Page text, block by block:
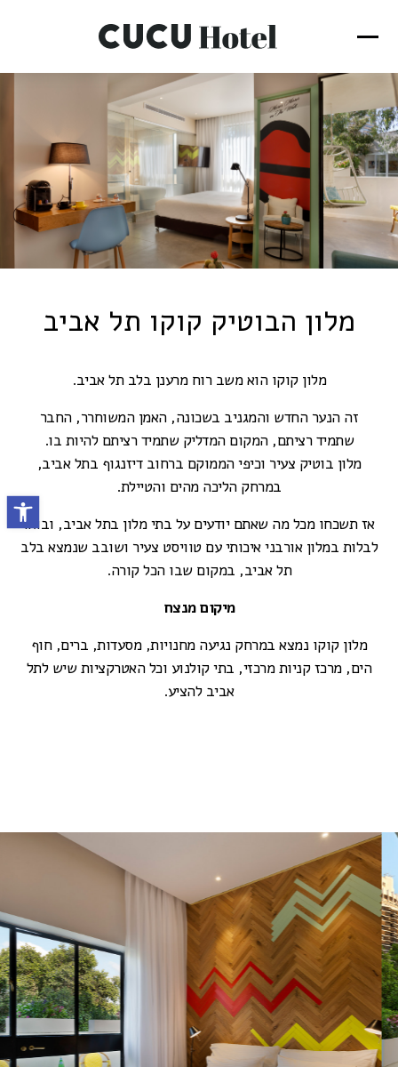
פתח סרגל
מלון הבוטיק קוקו תל אביב
מלון קוקו הוא משב רוח מרענן בלב תל אביב.
זה הנער החדש והמגניב בשכונה, האמן המשוחרר, החבר
שתמיד רציתם, המקום המדליק שתמיד רציתם להיות בו.
מלון בוטיק צעיר וכיפי הממוקם ברחוב דיזנגוף בתל אביב,
במרחק הליכה מהים והטיילת.
אז תשכחו מכל מה שאתם יודעים על בתי מלון בתל אביב, ובואו
לבלות במלון אורבני איכותי עם טוויסט צעיר ושובב שנמצא בלב
תל אביב, במקום שבו הכל קורה.
מיקום מנצח
מלון קוקו נמצא במרחק נגיעה מחנויות, מסעדות, ברים, חוף
הים, מרכז קניות מרכזי, בתי קולנוע וכל האטרקציות שיש לתל
אביב להציע.